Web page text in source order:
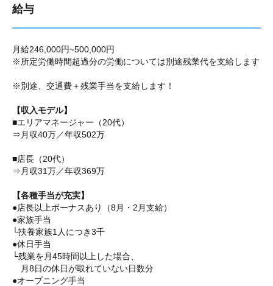
給与
月給246,000円~500,000円
※所定労働時間超過分の労働については別途残業代を支給します
※別途、交通費＋残業手当を支給します！
【収入モデル】
■エリアマネージャー（20代）
⇒月収40万／年収502万
■店長（20代）
⇒月収31万／年収369万
【各種手当が充実】
●店長以上ボーナスあり（8月・2月支給）
●家族手当
└扶養家族1人につき3千
●休日手当
└残業を月45時間以上した場合、
月8日の休日が取れていない日数分
●オープニング手当